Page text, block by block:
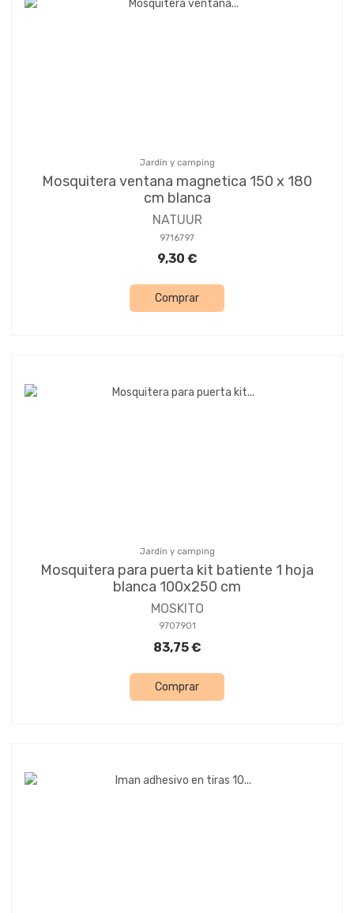
Jardín y camping
Mosquitera ventana magnetica 150 x 180
cm blanca
NATUUR
9716797
9,30 €
Comprar
Jardín y camping
Mosquitera para puerta kit batiente 1 hoja
blanca 100x250 cm
MOSKITO
9707901
83,75 €
Comprar